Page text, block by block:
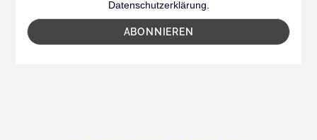
Datenschutzerklärung.